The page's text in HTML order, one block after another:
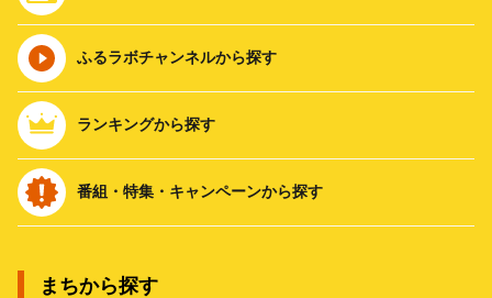
ふるラボチャンネルから探す
ランキングから探す
番組・特集・キャンペーンから探す
まちから探す